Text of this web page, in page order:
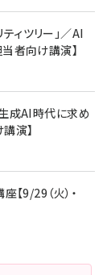
デザイン
る
イズキャンセリ
240W 結束バン
採用 iPhone
MacBook
トブラック)
缶 24本 ビー
ベルビヤセラー
ィツリー」／AI
者向け講演】
成AI時代に求め
演】
9/29（火）・